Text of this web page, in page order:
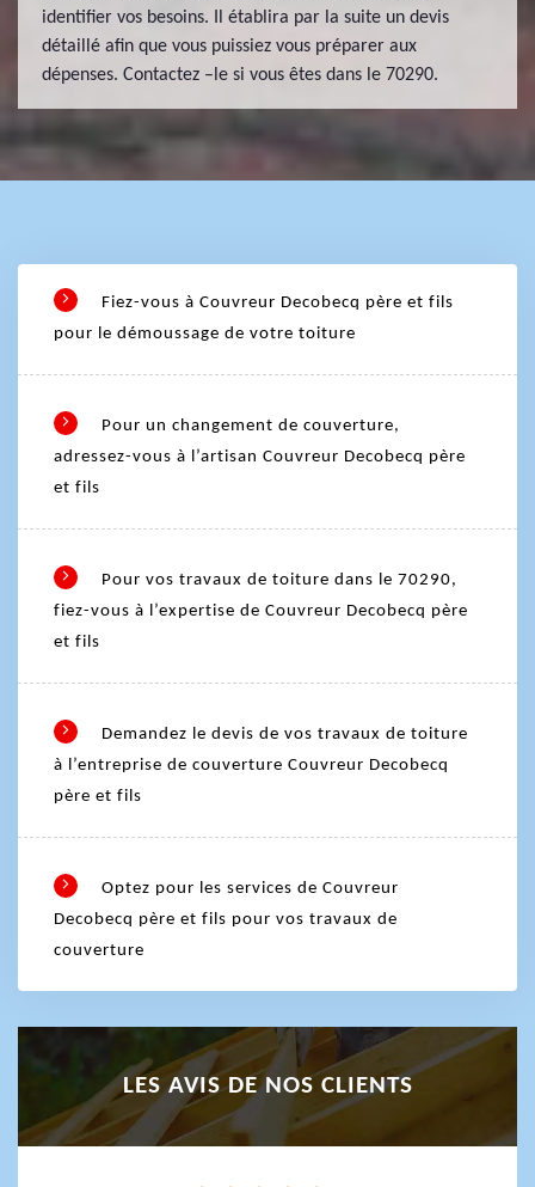
identifier vos besoins. Il établira par la suite un devis
détaillé afin que vous puissiez vous préparer aux
dépenses. Contactez –le si vous êtes dans le 70290.
Fiez-vous à Couvreur Decobecq père et fils
pour le démoussage de votre toiture
Pour un changement de couverture,
adressez-vous à l’artisan Couvreur Decobecq père
et fils
Pour vos travaux de toiture dans le 70290,
fiez-vous à l’expertise de Couvreur Decobecq père
et fils
Demandez le devis de vos travaux de toiture
à l’entreprise de couverture Couvreur Decobecq
père et fils
Optez pour les services de Couvreur
Decobecq père et fils pour vos travaux de
couverture
LES AVIS DE NOS CLIENTS